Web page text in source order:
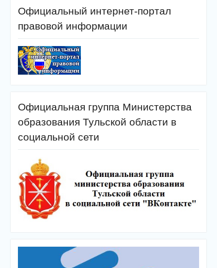
Официальный интернет-портал
правовой информации
Официальная группа Министерства
образования Тульской области в
социальной сети